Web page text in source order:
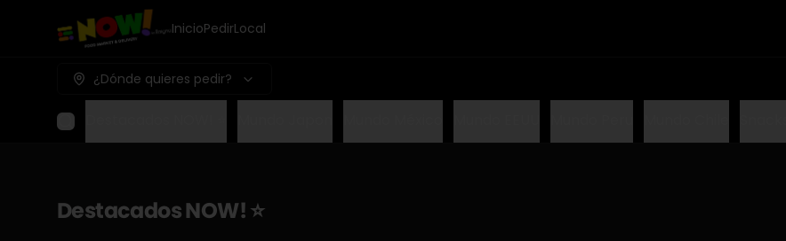
InicioPedirLocal
¿Dónde quieres pedir?
Destacados NOW! ⭐